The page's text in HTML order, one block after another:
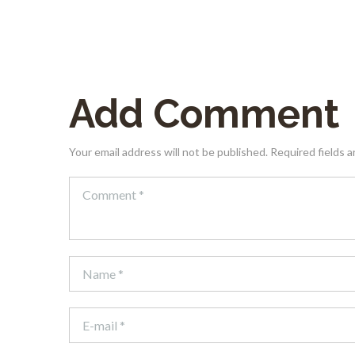
Add Comment
Your email address will not be published. Required fields